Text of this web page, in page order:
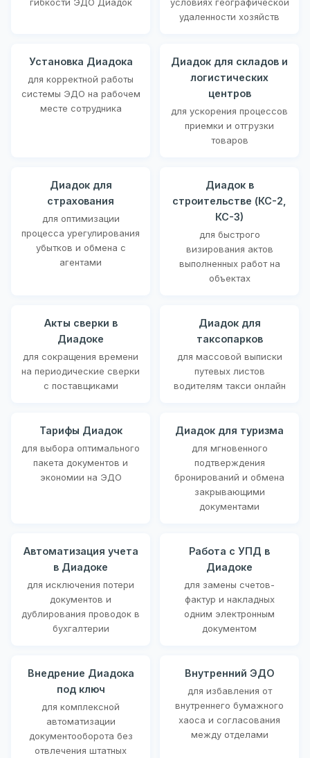
удаленности хозяйств
Установка Диадока
для корректной работы
системы ЭДО на рабочем
месте сотрудника
Диадок для складов и
логистических
центров
для ускорения процессов
приемки и отгрузки
товаров
Диадок для
страхования
для оптимизации
процесса урегулирования
убытков и обмена с
агентами
Диадок в
строительстве (КС-2,
КС-3)
для быстрого
визирования актов
выполненных работ на
объектах
Акты сверки в
Диадоке
для сокращения времени
на периодические сверки
с поставщиками
Диадок для
таксопарков
для массовой выписки
путевых листов
водителям такси онлайн
Тарифы Диадок
для выбора оптимального
пакета документов и
экономии на ЭДО
Диадок для туризма
для мгновенного
подтверждения
бронирований и обмена
закрывающими
документами
Автоматизация учета
в Диадоке
для исключения потери
документов и
дублирования проводок в
бухгалтерии
Работа с УПД в
Диадоке
для замены счетов-
фактур и накладных
одним электронным
документом
Внедрение Диадока
под ключ
для комплексной
автоматизации
документооборота без
отвлечения штатных
Внутренний ЭДО
для избавления от
внутреннего бумажного
хаоса и согласования
между отделами